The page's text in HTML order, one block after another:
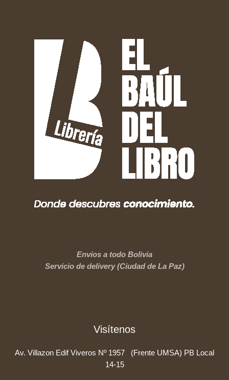
Envíos a todo Bolivia
Servicio de delivery (Ciudad de La Paz)
Visítenos
Av. Villazon Edif Viveros Nº 1957 (Frente UMSA) PB Local
14-15